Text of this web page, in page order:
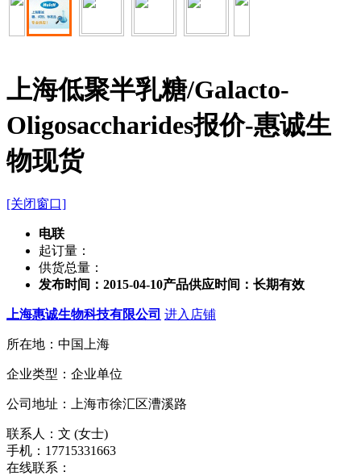
上海低聚半乳糖/Galacto-
Oligosaccharides报价-惠诚生
物现货
[关闭窗口]
电联
起订量：
供货总量：
发布时间：2015-04-10产品供应时间：长期有效
上海惠诚生物科技有限公司 进入店铺
所在地：中国上海
企业类型：企业单位
公司地址：上海市徐汇区漕溪路
联系人：文 (女士)
手机：17715331663
在线联系：